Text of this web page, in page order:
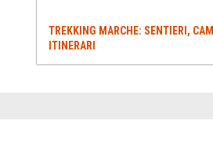
TREKKING MARCHE: SENTIERI,
ITINERARI